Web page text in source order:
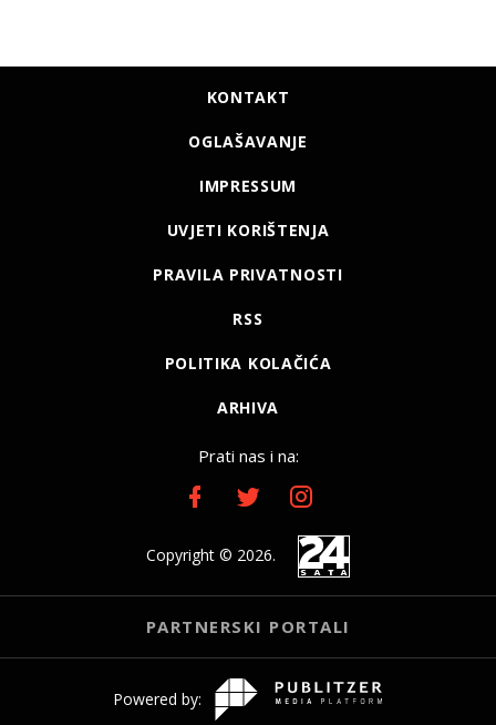
KONTAKT
OGLAŠAVANJE
IMPRESSUM
UVJETI KORIŠTENJA
PRAVILA PRIVATNOSTI
RSS
POLITIKA KOLAČIĆA
ARHIVA
Prati nas i na:
Copyright © 2026.
PARTNERSKI PORTALI
Powered by: